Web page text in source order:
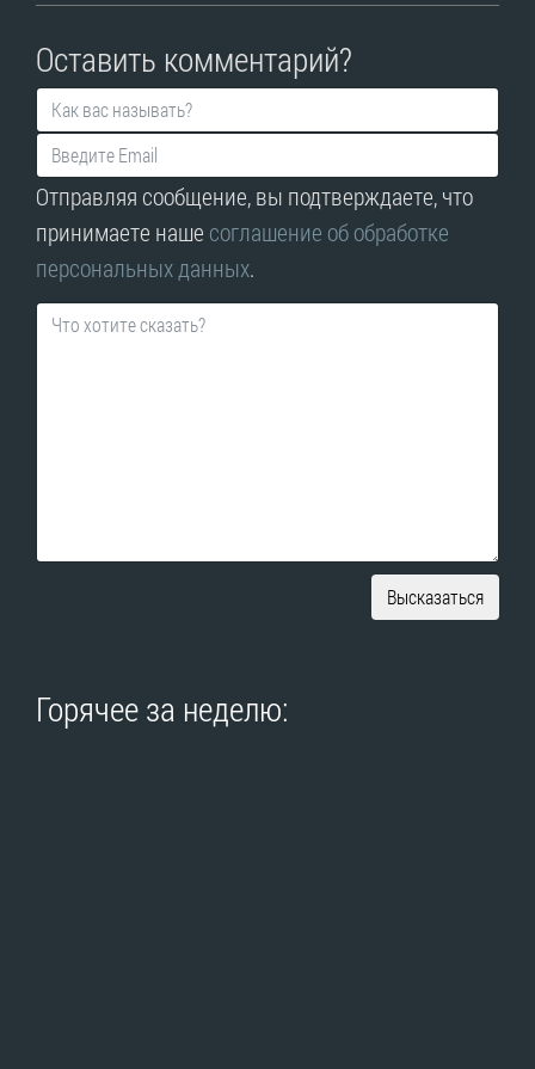
Оставить комментарий?
Отправляя сообщение, вы подтверждаете, что
принимаете наше соглашение об обработке
персональных данных.
Высказаться
Горячее за неделю: